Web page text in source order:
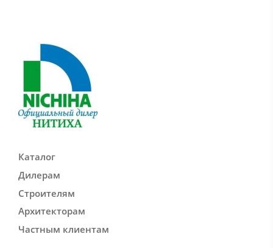
Каталог
Дилерам
Строителям
Архитекторам
Частным клиентам